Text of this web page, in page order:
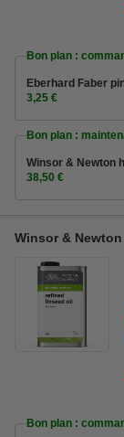
Bon plan :
Eberhard Faber
3,25 €
Bon plan :
Winsor & Newton
38,50 €
Winsor &
Bon plan :